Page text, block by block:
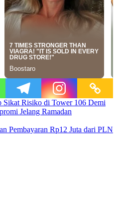
Risiko di Tower 106 Demi
Jelang Ramadan
Pembayaran Rp12 Juta dari PLN